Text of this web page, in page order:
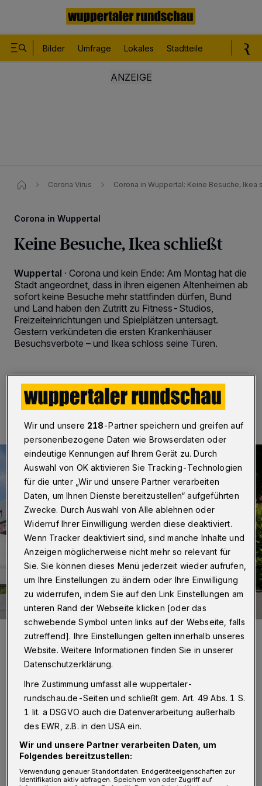
Bilder Umfrage Lokales Stadtteile
Corona Virus Corona in Wuppertal: Keine Besuche, Ikea
Corona in Wuppertal
Keine Besuche, Ikea schließt
Wuppertal · Corona und kein Ende: Am Montag hat die
Stadt angeordnet, dass in ihren eigenen Altenheimen ab
sofort keine Besuche mehr stattfinden dürfen, Bund
und Land haben den Zutritt zu Fitness-Studios,
Freizeiteinrichtungen und Spielplätzen untersagt.
Gestern verkündeten die ersten Krankenhäuser
Besuchsverbote – und Ikea schloss seine Türen.
18.03.2020 , 08:00 Uhr 2 Minuten Lesezeit
Krankenhaus und das St.Josef-Krankenhaus als erste Wuppertaler
Kliniken ein Besuchsverbot erlassen.
Foto: Petrus Krankenhaus
Von Stefan Seitz
usnahmen beim Altenheim-
Wir und unsere 218-Partner speichern und greifen auf
personenbezogene Daten wie Browserdaten oder
eindeutige Kennungen auf Ihrem Gerät zu. Durch
Auswahl von OK aktivieren Sie Tracking-Technologien
für die unter „Wir und unsere Partner verarbeiten
Daten, um Ihnen Dienste bereitzustellen“ aufgeführten
Zwecke. Durch Auswahl von Alle ablehnen oder
Widerruf Ihrer Einwilligung werden diese deaktiviert.
Wenn Tracker deaktiviert sind, sind manche Inhalte und
Anzeigen möglicherweise nicht mehr so relevant für
Sie. Sie können dieses Menü jederzeit wieder aufrufen,
um Ihre Einstellungen zu ändern oder Ihre Einwilligung
zu widerrufen, indem Sie auf den Link Einstellungen am
unteren Rand der Webseite klicken [oder das
schwebende Symbol unten links auf der Webseite, falls
zutreffend]. Ihre Einstellungen gelten innerhalb unseres
Website. Weitere Informationen finden Sie in unserer
Datenschutzerklärung.
Ihre Zustimmung umfasst alle wuppertaler-
rundschau.de-Seiten und schließt gem. Art. 49 Abs. 1 S.
1 lit. a DSGVO auch die Datenverarbeitung außerhalb
des EWR, z.B. in den USA ein.
Wir und unsere Partner verarbeiten Daten, um
Folgendes bereitzustellen:
Verwendung genauer Standortdaten. Endgeräteeigenschaften zur
Identifikation aktiv abfragen. Speichern von oder Zugriff auf